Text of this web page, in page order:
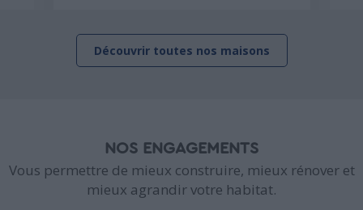
Découvrir toutes nos maisons
NOS ENGAGEMENTS
Vous permettre de mieux construire, mieux rénover et
mieux agrandir votre habitat.